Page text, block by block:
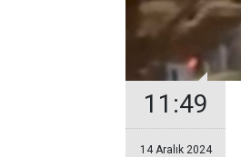
11:49
14 Aralık 2024